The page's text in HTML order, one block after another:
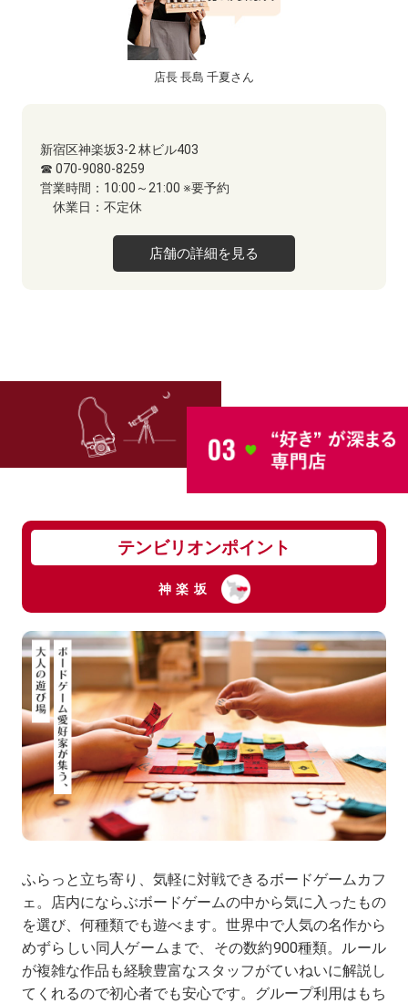
店長 長島 千夏さん
新宿区神楽坂3-2 ​林ビル403
☎ 070-9080-8259
営業時間： 10:00～21:00 ※要予約
休業日： 不定休
店舗の詳細を見る
テンビリオンポイント
神楽坂
ふらっと立ち寄り、気軽に対戦できるボードゲームカフ
ェ。店内にならぶボードゲームの中から気に入ったもの
を選び、何種類でも遊べます。世界中で人気の名作から
めずらしい同人ゲームまで、その数約900種類。ルール
が複雑な作品も経験豊富なスタッフがていねいに解説し
てくれるので初心者でも安心です。グループ利用はもち